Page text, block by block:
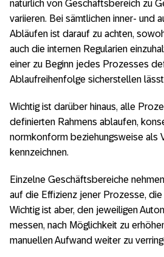
natürlich von Geschäftsbereich zu
variieren. Bei sämtlichen inner- und
Abläufen ist darauf zu achten,
auch die internen Regularien
einer zu Beginn jedes Prozesses
Ablaufreihenfolge sicherstellen
Wichtig ist darüber hinaus, alle
definierten Rahmens ablaufen,
normkonform beziehungsweise als
kennzeichnen.
Einzelne Geschäftsbereiche
auf die Effizienz jener Prozesse,
Wichtig ist aber, den jeweiligen
messen, nach Möglichkeit zu
manuellen Aufwand weiter zu